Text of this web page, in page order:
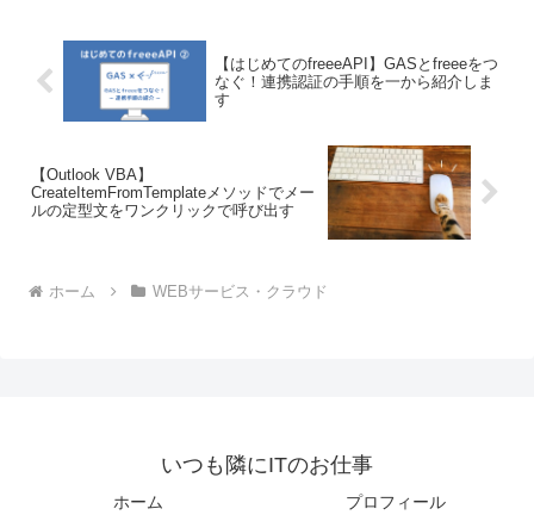
【はじめてのfreeeAPI】GASとfreeeをつ
なぐ！連携認証の手順を一から紹介しま
す
【Outlook VBA】
CreateItemFromTemplateメソッドでメー
ルの定型文をワンクリックで呼び出す
ホーム WEBサービス・クラウド
いつも隣にITのお仕事
ホーム プロフィール